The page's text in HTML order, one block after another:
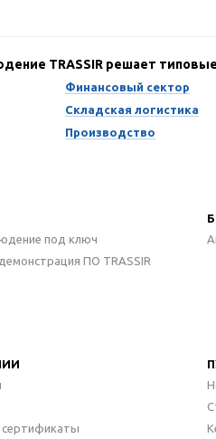
TRASSIR решает
Финансовый сектор
Складская логистика
Производство
под ключ
ПО TRASSIR